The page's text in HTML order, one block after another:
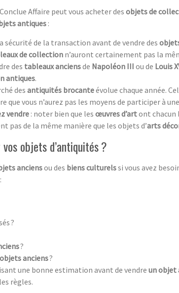
Affaire peut vous acheter des objets de
antiques:
sécurité de la transaction avant de vendre des
de collectionn’auront certainement pas la
des tableaux anciensde Napoléon III ou de Louis
antiques.
desantiquités brocanteévolue chaque année.
vous n’aurez pas les moyens de participer à
vendre : noter bien que les œuvres d’artont chacun
pas de la même manière que les objets d’arts
objets d’antiquités ?
anciensou des biens culturelssi vous avez
:
?
?
anciens?
une bonne estimation avant de vendre un objet
règles.